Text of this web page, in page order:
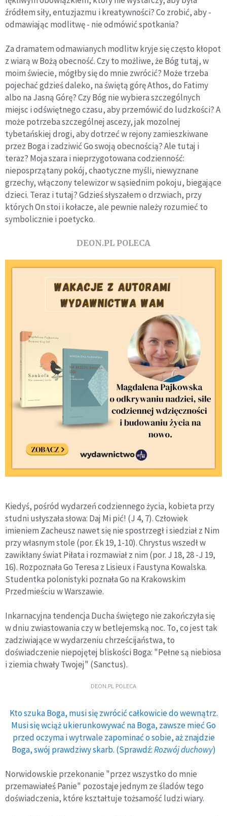
źródłem siły, entuzjazmu i kreatywności? Co zrobić, aby -
odmawiając modlitwę - nie odmówić spotkania?
Za dramatem odmawianych modlitw kryje się często kłopot
z wiarą w Bożą obecność. Czy to możliwe, że Bóg tutaj, w
moim świecie, mógłby się do mnie zwrócić? Może trzeba
pojechać gdzieś daleko, na świętą górę Athos, do Fatimy
albo na Jasną Górę? Czy Bóg nie wybiera szczególnych
miejsc i odświętnego czasu, aby przemówić do ludzkości? A
może potrzeba szczególnej ascezy, jak mozolnej
tybetańskiej drogi, aby dotrzeć w rejony zamieszkiwane
przez Boga i zadziwić Go swoją obecnością? Ale tutaj i
teraz? Moja szara i nieprzygotowana codzienność:
nieposprzątany pokój, chaotyczne myśli, niewyznane
grzechy, włączony telewizor w sąsiednim pokoju, biegające
dzieci. Teraz i tutaj? Gdzieś słyszałem o drzwiach, przy
których On stoi i kołacze, ale pewnie należy rozumieć to
symbolicznie i poetycko.
DEON.PL POLECA
Kiedyś, pośród wydarzeń codziennego życia, kobieta przy
studni usłyszała słowa: Daj Mi pić! (J 4, 7). Człowiek
imieniem Zacheusz nawet się nie spostrzegł i siedział z Nim
przy własnym stole (por. £k 19, 1-10). Chrystus wszedł w
zawikłany świat Piłata i rozmawiał z nim (por. J 18, 28 -J 19,
16). Rozpoznała Go Teresa z Lisieux i Faustyna Kowalska.
Studentka polonistyki poznała Go na Krakowskim
Przedmieściu w Warszawie.
Inkarnacyjna tendencja Ducha świętego nie zakończyła się
w dniu zwiastowania czy w betlejemską noc. To, co jest tak
zadziwiające w wydarzeniu chrześcijaństwa, to
doświadczenie niepojętej bliskości Boga: "Pełne są niebiosa
i ziemia chwały Twojej" (Sanctus).
DEON.PL POLECA
Kto szuka Boga, musi się zwrócić całkowicie do wewnątrz.
Musi się wciąż ukierunkowywać na Boga, zawsze mieć Go
przed oczyma i wytrwale zapominać o sobie, aż znajdzie
Boga, swój prawdziwy skarb. (Sprawdź:Rozwój duchowy)
Norwidowskie przekonanie "przez wszystko do mnie
przemawiałeś Panie" pozostaje jednym ze śladów tego
doświadczenia, które kształtuje tożsamość ludzi wiary.